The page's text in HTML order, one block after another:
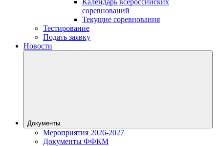
Календарь всероссийских
соревнований
Текущие соревнования
Тестирование
Подать заявку
Новости
Документы
Мероприятия 2026-2027
Документы ФФКМ